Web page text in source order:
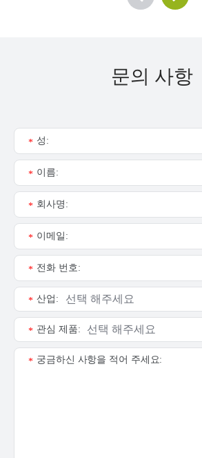
문의 사항
성:
*
이름:
*
회사명:
*
이메일:
*
전화 번호:
*
산업:
*
관심 제품:
*
궁금하신 사항을 적어 주세요:
*